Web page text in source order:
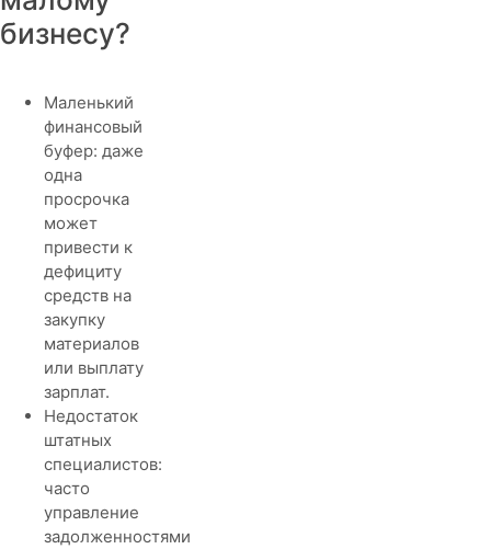
бизнесу?
Маленький
финансовый
буфер: даже
одна
просрочка
может
привести к
дефициту
средств на
закупку
материалов
или выплату
зарплат.
Недостаток
штатных
специалистов:
часто
управление
задолженностями